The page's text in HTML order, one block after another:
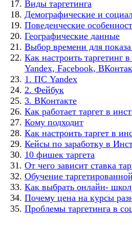
Виды таргетинга
Демографические и
Поведенческие
Географические данные
Выбор времени для
Как настроить таргетинг
Yandex, Facebook,
1. ПС Yandex
2. Фейбук
3. ВКонтакте
Как работает таргет в
Кому подходит
Как настроить таргет в
Кейсы по заработку в
10 фишек таргета
От чего зависит ставка
Обучение
Как выбрать онлайн-
Почему цена на курсы
Проблемы таргетинга в